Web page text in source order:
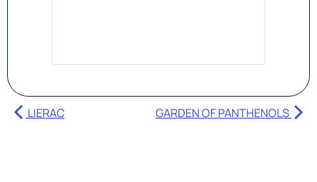
LIERAC GARDEN OF PANTHENOLS